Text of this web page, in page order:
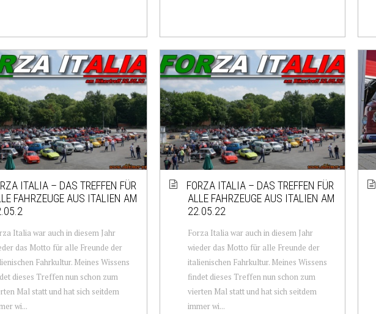
ITALIA – DAS TREFFEN FÜR
FAHRZEUGE AUS ITALIEN AM
Italia war auch in diesem Jahr
das Motto für alle Freunde der
Fahrkultur. Meines Wissens
dieses Treffen nun schon zum
Mal statt und hat sich seitdem
wi...
FORZA ITALIA – DAS TREFFEN FÜR
ALLE FAHRZEUGE AUS ITALIEN AM
22.05.22
Forza Italia war auch in diesem Jahr
wieder das Motto für alle Freunde der
italienischen Fahrkultur. Meines Wissens
findet dieses Treffen nun schon zum
vierten Mal statt und hat sich seitdem
immer wi...